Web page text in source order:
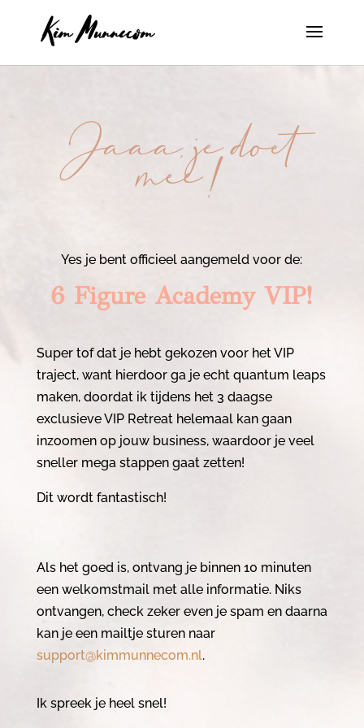
Jaaa, je doet
mee!
Yes je bent officieel aangemeld voor de:
6 Figure Academy VIP!
Super tof dat je hebt gekozen voor het VIP
traject, want hierdoor ga je echt quantum leaps
maken, doordat ik tijdens het 3 daagse
exclusieve VIP Retreat helemaal kan gaan
inzoomen op jouw business, waardoor je veel
sneller mega stappen gaat zetten!
Dit wordt fantastisch!
Als het goed is, ontvang je binnen 10 minuten
een welkomstmail met alle informatie. Niks
ontvangen, check zeker even je spam en daarna
kan je een mailtje sturen naar
support@kimmunnecom.nl.
Ik spreek je heel snel!